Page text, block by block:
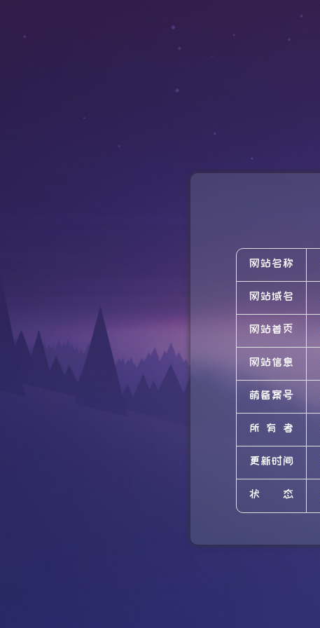
网站名称
网站域名
网站首页
网站信息
萌备案号
所有者
更新时间
状态